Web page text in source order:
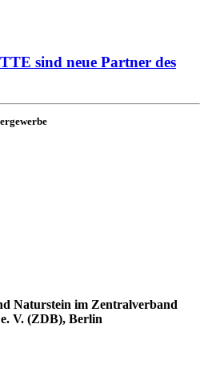
sind neue Partner des
Naturstein im Zentralverband
V. (ZDB), Berlin